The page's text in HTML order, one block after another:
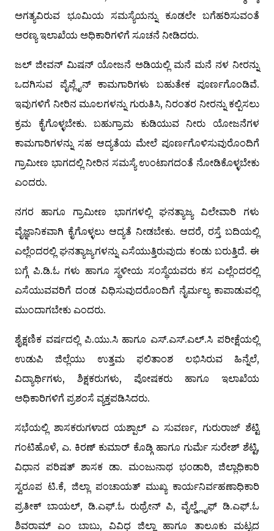
ಅಗತ್ಯವಿರುವ ಭೂಮಿಯ ಸಮಸ್ಯೆಯನ್ನು ಕೂಡಲೇ ಬಗೆಹರಿಸುವಂತೆ
ಅರಣ್ಯ ಇಲಾಖೆಯ ಅಧಿಕಾರಿಗಳಿಗೆ ಸೂಚನೆ ನೀಡಿದರು.
ಜಲ್ ಜೀವನ್ ಮಿಷನ್ ಯೋಜನೆ ಅಡಿಯಲ್ಲಿ ಮನೆ ಮನೆ ನಳ ನೀರನ್ನು
ಒದಗಿಸುವ ಪೈಪ್ಲೈನ್ ಕಾಮಗಾರಿಗಳು ಬಹುತೇಕ ಪೂರ್ಣಗೊಂಡಿವೆ.
ಇವುಗಳಿಗೆ ನೀರಿನ ಮೂಲಗಳನ್ನು ಗುರುತಿಸಿ, ನಿರಂತರ ನೀರನ್ನು ಕಲ್ಪಿಸಲು
ಕ್ರಮ ಕೈಗೊಳ್ಳಬೇಕು. ಬಹುಗ್ರಾಮ ಕುಡಿಯುವ ನೀರು ಯೋಜನೆಗಳ
ಕಾಮಗಾರಿಗಳನ್ನು ಸಹ ಆದ್ಯತೆಯ ಮೇಲೆ ಪೂರ್ಣಗೊಳಿಸುವುರೊಂದಿಗೆ
ಗ್ರಾಮೀಣ ಭಾಗದಲ್ಲಿ ನೀರಿನ ಸಮಸ್ಯೆ ಉಂಟಾಗದಂತೆ ನೋಡಿಕೊಳ್ಳಬೇಕು
ಎಂದರು.
ನಗರ ಹಾಗೂ ಗ್ರಾಮೀಣ ಭಾಗಗಳಲ್ಲಿ ಘನತ್ಯಾಜ್ಯ ವಿಲೇವಾರಿ ಗಳು
ವೈಜ್ಞಾನಿಕವಾಗಿ ಕೈಗೊಳ್ಳಲು ಆದ್ಯತೆ ನೀಡಬೇಕು. ಆದರೆ, ರಸ್ತೆ ಬದಿಯಲ್ಲಿ
ಎಲ್ಲೆಂದರಲ್ಲಿ ಘನತ್ಯಾಜ್ಯಗಳನ್ನು ಎಸೆಯುತ್ತಿರುವುದು ಕಂಡು ಬರುತ್ತಿದೆ. ಈ
ಬಗ್ಗೆ ಪಿ.ಡಿ.ಓ ಗಳು ಹಾಗೂ ಸ್ಥಳೀಯ ಸಂಸ್ಥೆಯವರು ಕಸ ಎಲ್ಲೆಂದರಲ್ಲಿ
ಎಸೆಯುವವರಿಗೆ ದಂಡ ವಿಧಿಸುವುದರೊಂದಿಗೆ ನೈರ್ಮಲ್ಯ ಕಾಪಾಡುವಲ್ಲಿ
ಮುಂದಾಗಬೇಕು ಎಂದರು.
ಶೈಕ್ಷಣಿಕ ವರ್ಷದಲ್ಲಿ ಪಿ.ಯು.ಸಿ ಹಾಗೂ ಎಸ್.ಎಸ್.ಎಲ್.ಸಿ ಪರೀಕ್ಷೆಯಲ್ಲಿ
ಉಡುಪಿ ಜಿಲ್ಲೆಯು ಉತ್ತಮ ಫಲಿತಾಂಶ ಲಭಿಸಿರುವ ಹಿನ್ನೆಲೆ,
ವಿದ್ಯಾರ್ಥಿಗಳು, ಶಿಕ್ಷಕರುಗಳು, ಪೋಷಕರು ಹಾಗೂ ಇಲಾಖೆಯ
ಅಧಿಕಾರಿಗಳಿಗೆ ಪ್ರಶಂಸೆ ವ್ಯಕ್ತಪಡಿಸಿದರು.
ಸಭೆಯಲ್ಲಿ ಶಾಸಕರುಗಳಾದ ಯಶ್ಪಾಲ್ ಎ ಸುವರ್ಣ, ಗುರುರಾಜ್ ಶೆಟ್ಟಿ
ಗಂಟಿಹೊಳೆ, ಎ. ಕಿರಣ್ ಕುಮಾರ್ ಕೊಡ್ಗಿ ಹಾಗೂ ಗುರ್ಮೆ ಸುರೇಶ್ ಶೆಟ್ಟಿ,
ವಿಧಾನ ಪರಿಷತ್ ಶಾಸಕ ಡಾ. ಮಂಜುನಾಥ ಭಂಡಾರಿ, ಜಿಲ್ಲಾಧಿಕಾರಿ
ಸ್ವರೂಪ ಟಿ.ಕೆ, ಜಿಲ್ಲಾ ಪಂಚಾಯತ್ ಮುಖ್ಯ ಕಾರ್ಯನಿರ್ವಹಣಾಧಿಕಾರಿ
ಪ್ರತೀಕ್ ಬಾಯಲ್, ಡಿ.ಎಫ್.ಓ ರುಥ್ರೇನ್ ಪಿ, ವೈಲ್ಡ್ಲೈಫ್ ಡಿ.ಎಫ್.ಓ
ಶಿವರಾಮ್ ಎಂ ಬಾಬು, ವಿವಿಧ ಜಿಲ್ಲಾ ಹಾಗೂ ತಾಲೂಕು ಮಟ್ಟದ